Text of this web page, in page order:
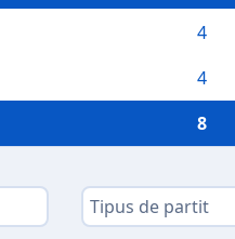
4
4
8